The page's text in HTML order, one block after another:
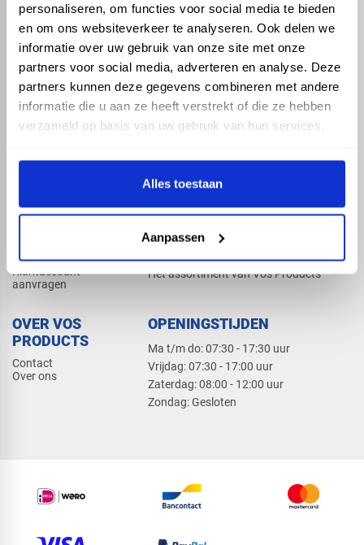
personaliseren, om functies voor social media te bieden
en om ons websiteverkeer te analyseren. Ook delen we
informatie over uw gebruik van onze site met onze
partners voor social media, adverteren en analyse. Deze
partners kunnen deze gegevens combineren met andere
informatie die u aan ze heeft verstrekt of die ze hebben
verzameld op basis van uw gebruik van hun services.
Alles toestaan
Aanpassen
ASSORTIMENT
Hemelwaterafvoer
Drukleiding
Beregening
Dak en gevel
KENNIS EN HULP
Klantenservice
Kennisbank
Klantaccount
aanvragen
PRODUCTCATALOGUS 2026
Het assortiment van Vos Products
OVER VOS
PRODUCTS
Contact
Over ons
OPENINGSTIJDEN
Ma t/m do: 07:30 - 17:30 uur
​Vrijdag: 07:30 - 17:00 uur
​Zaterdag: 08:00 - 12:00 uur
​Zondag: Gesloten
check_circleDé bouwmarkt van Altena
check_circle Direct uit grote voorraad geleverd met eigen transport
check_circleLevering in NL en BE